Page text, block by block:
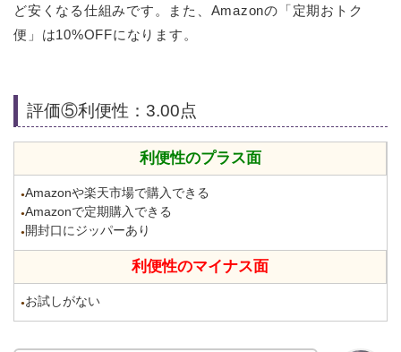
ど安くなる仕組みです。また、Amazonの「定期おトク
便」は10%OFFになります。
評価⑤利便性：3.00点
利便性のプラス面
●Amazonや楽天市場で購入できる
●Amazonで定期購入できる
● 開封口にジッパーあり
利便性のマイナス面
● お試しがない